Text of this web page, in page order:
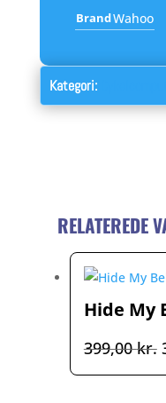
BrandWahoo
Kategori:
RELATEREDE
Hide My
399,00kr.